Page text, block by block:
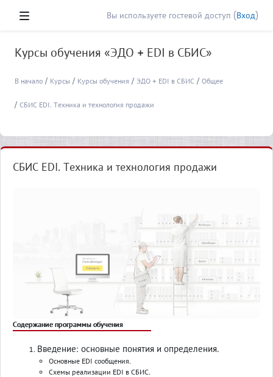
Боковая панель Вы используете гостевой доступ (Вход)
В начало Курсы Курсы обучения ЭДО + EDI в СБИС Общее
СБИС EDI. Техника и технология продажи
Курсы обучения «ЭДО + EDI в СБИС»
СБИС EDI. Техника и технология продажи
Содержание программы обучения
Введение: основные понятия и определения.
Основные EDI сообщения.
Схемы реализации EDI в СБИС.